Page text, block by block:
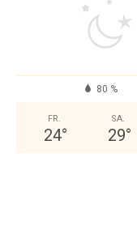
80 %
FR.
24°
SA.
29°